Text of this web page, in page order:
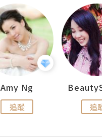
Amy Ng
追蹤 追蹤